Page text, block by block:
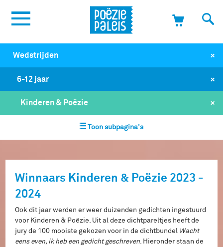
Wedstrijden +
6-12 jaar +
Kinderen & Poëzie +
Toon subpagina's
Winnaars Kinderen & Poëzie 2023 -
2024
Ook dit jaar werden er weer duizenden gedichten ingestuurd
voor Kinderen & Poëzie. Uit al deze dichtpareltjes heeft de
jury de 100 mooiste gekozen voor in de dichtbundel Wacht
eens even, ik heb een gedicht geschreven. Hieronder staan de